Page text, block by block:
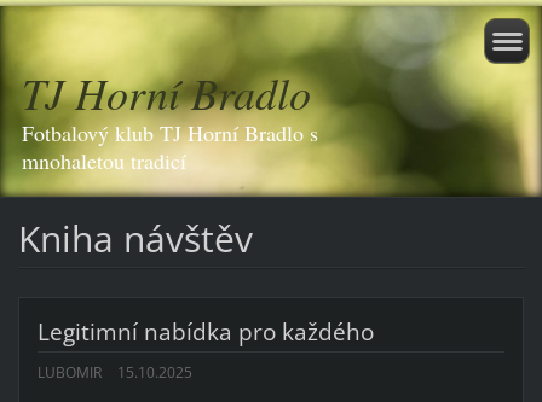
TJ Horní Bradlo
Fotbalový klub TJ Horní Bradlo s
mnohaletou tradicí
Kniha návštěv
Legitimní nabídka pro každého
LUBOMIR 15.10.2025